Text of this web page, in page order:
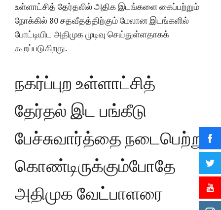
உள்ளாட்சித் தேர்தலில் அதிக இடங்களை கைப்பற்றும்
நோக்கில் 80 சதவீதத்திற்கும் மேலான இடங்களில்
போட்டியிட அதிமுக முடிவு செய்துள்ளதாகக்
கூறப்படுகிறது.
நகர்ப்புற உள்ளாட்சித்
தேர்தல் இட பங்கீடு
பேச்சுவார்த்தை நடைபெற்று
கொண்டிருக்கும்போதே
அதிமுக வேட்பாளரை